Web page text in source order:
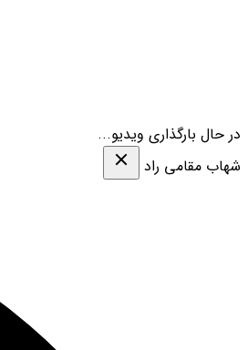
در حال بارگذاری ویدیو...
شهاب مقامی‌ راد